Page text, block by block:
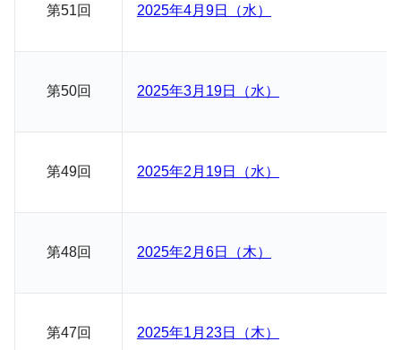
第51回 2025年4月9日（水）
第50回 2025年3月19日（水）
第49回 2025年2月19日（水）
第48回 2025年2月6日（木）
第47回 2025年1月23日（木）